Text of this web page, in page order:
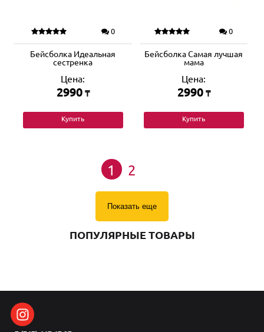
0
Бейсболка Идеальная
сестренка
Цена:
2990 ₸
Купить
0
Бейсболка Самая лучшая
мама
Цена:
2990 ₸
Купить
1 2
Показать еще
ПОПУЛЯРНЫЕ ТОВАРЫ